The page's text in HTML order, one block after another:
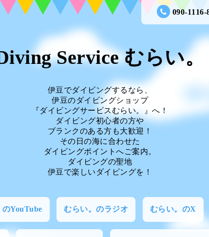
090-1116-
Service むらい。
伊豆でダイビングするなら、
伊豆のダイビングショップ
『ダイビングサービスむらい。』へ！
ダイビング初心者の方や
ブランクのある方も大歓迎！
その日の海に合わせた
ダイビングポイントへご案内。
ダイビングの聖地
伊豆で楽しいダイビングを！
のYouTube むらい。のラジオ むらい。のX